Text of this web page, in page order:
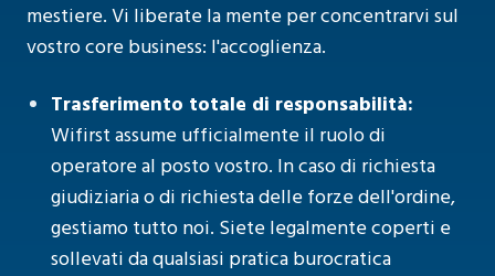
mestiere. Vi liberate la mente per concentrarvi sul
vostro core business: l'accoglienza.
Trasferimento totale di responsabilità:
Wifirst assume ufficialmente il ruolo di
operatore al posto vostro. In caso di richiesta
giudiziaria o di richiesta delle forze dell'ordine,
gestiamo tutto noi. Siete legalmente coperti e
sollevati da qualsiasi pratica burocratica